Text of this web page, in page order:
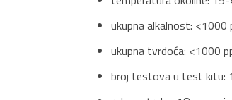
ukupna alkalnost: <1000
ukupna tvrdoća: <1000
broj testova u test kitu: